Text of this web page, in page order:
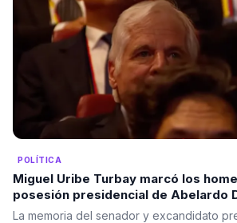
POLÍTICA
Miguel Uribe Turbay marcó los
posesión presidencial de Abelardo
La memoria del senador y excandidato